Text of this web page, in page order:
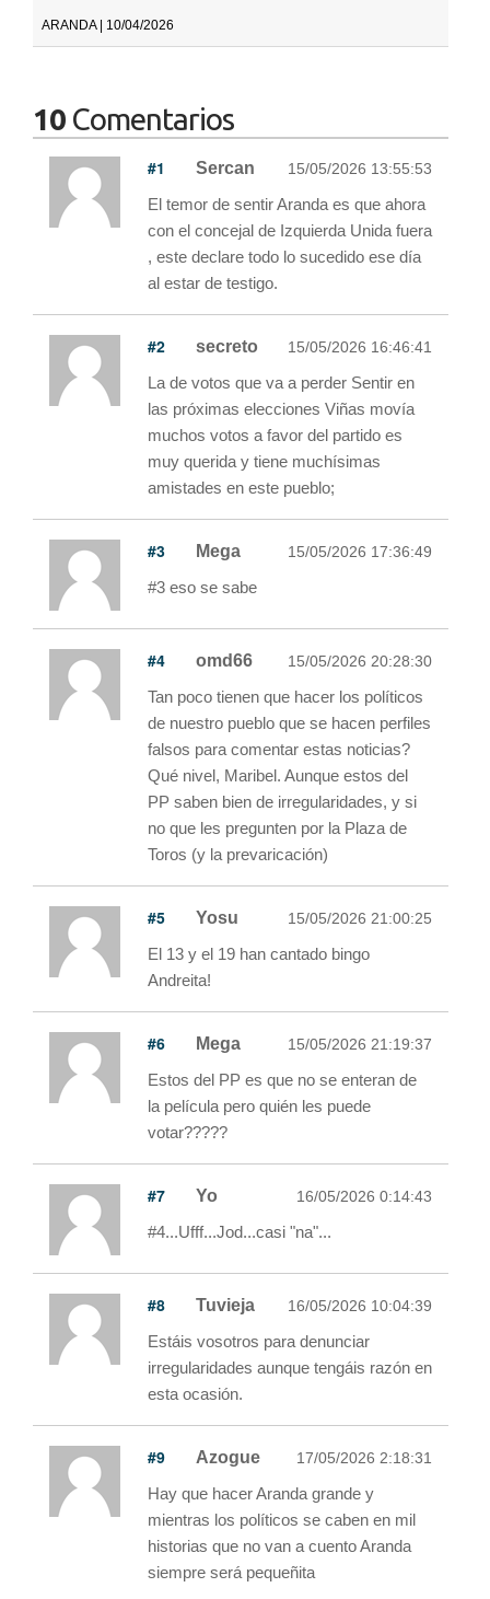
ARANDA | 10/04/2026
10 Comentarios
#1 Sercan 15/05/2026 13:55:53
El temor de sentir Aranda es que ahora
con el concejal de Izquierda Unida fuera
, este declare todo lo sucedido ese día
al estar de testigo.
#2 secreto 15/05/2026 16:46:41
La de votos que va a perder Sentir en
las próximas elecciones Viñas movía
muchos votos a favor del partido es
muy querida y tiene muchísimas
amistades en este pueblo;
#3 Mega 15/05/2026 17:36:49
#3 eso se sabe
#4 omd66 15/05/2026 20:28:30
Tan poco tienen que hacer los políticos
de nuestro pueblo que se hacen perfiles
falsos para comentar estas noticias?
Qué nivel, Maribel. Aunque estos del
PP saben bien de irregularidades, y si
no que les pregunten por la Plaza de
Toros (y la prevaricación)
#5 Yosu 15/05/2026 21:00:25
El 13 y el 19 han cantado bingo
Andreita!
#6 Mega 15/05/2026 21:19:37
Estos del PP es que no se enteran de
la película pero quién les puede
votar?????
#7 Yo 16/05/2026 0:14:43
#4...Ufff...Jod...casi "na"...
#8 Tuvieja 16/05/2026 10:04:39
Estáis vosotros para denunciar
irregularidades aunque tengáis razón en
esta ocasión.
#9 Azogue 17/05/2026 2:18:31
Hay que hacer Aranda grande y
mientras los políticos se caben en mil
historias que no van a cuento Aranda
siempre será pequeñita